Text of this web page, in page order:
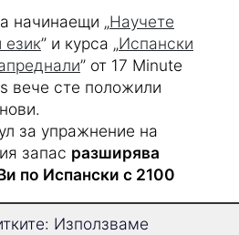
начинаещи „Научете
език” и курса „Испански
” от 17 Minute
вече сте положили
за упражнение на
запас разширява
по Испански с 2100
Използваме